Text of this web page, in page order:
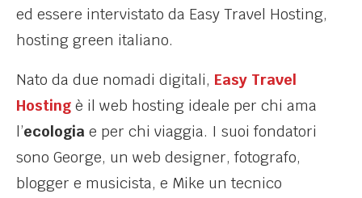
ed essere intervistato da Easy Travel Hosting,
hosting green italiano.
Nato da due nomadi digitali, Easy Travel
Hosting è il web hosting ideale per chi ama
l’ecologia e per chi viaggia. I suoi fondatori
sono George, un web designer, fotografo,
blogger e musicista, e Mike un tecnico